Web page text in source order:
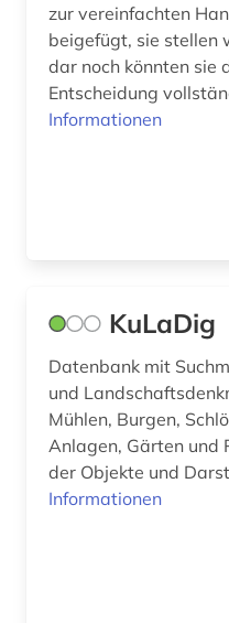
zur vereinfachten
beigefügt, sie stellen
dar noch könnten sie
Entscheidung
Informationen
KuLaDig
Datenbank mit
und
Mühlen, Burgen,
Anlagen, Gärten und
der Objekte und
Informationen